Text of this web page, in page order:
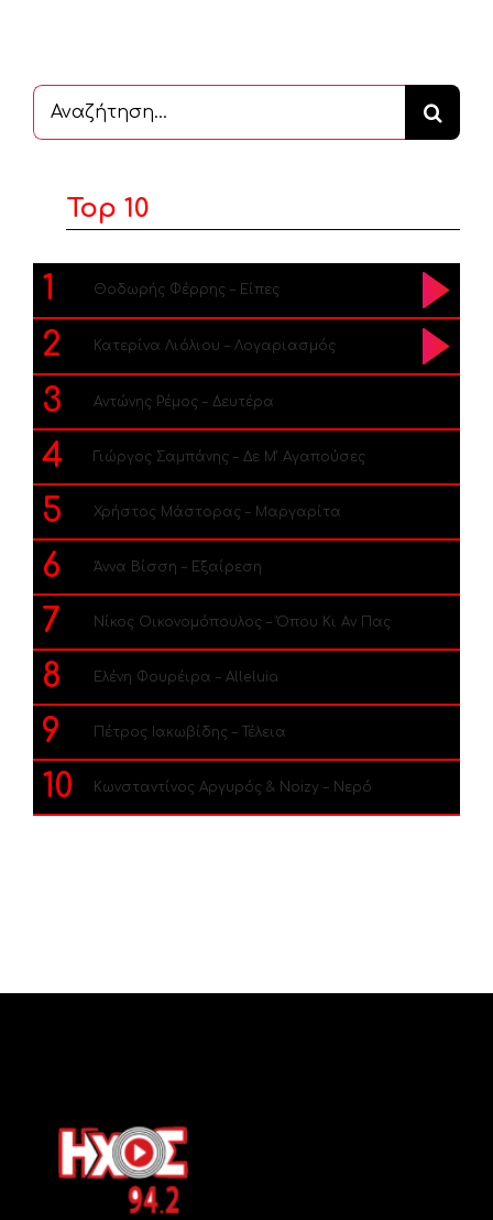
Αναζήτηση
...
Top 10
1 Θοδωρής Φέρρης – Είπες
2 Κατερίνα Λιόλιου – Λογαριασμός
3 Αντώνης Ρέμος – Δευτέρα
4 Γιώργος Σαμπάνης – Δε Μ’ Αγαπούσες
5 Χρήστος Μάστορας – Μαργαρίτα
6 Άννα Βίσση – Εξαίρεση
7 Νίκος Οικονομόπουλος – Όπου Κι Αν Πας
8 Ελένη Φουρέιρα – Alleluia
9 Πέτρος Ιακωβίδης – Τέλεια
10 Κωνσταντίνος Αργυρός & Noizy – Νερό